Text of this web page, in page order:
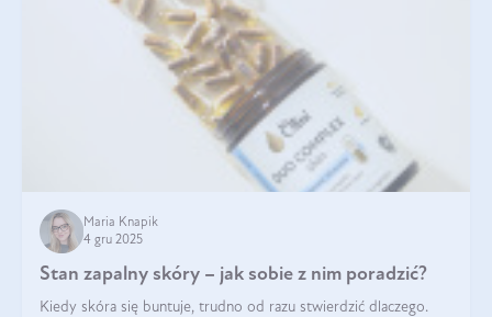
Maria Knapik
4 gru 2025
Stan zapalny skóry – jak sobie z nim poradzić?
Kiedy skóra się buntuje, trudno od razu stwierdzić dlaczego.